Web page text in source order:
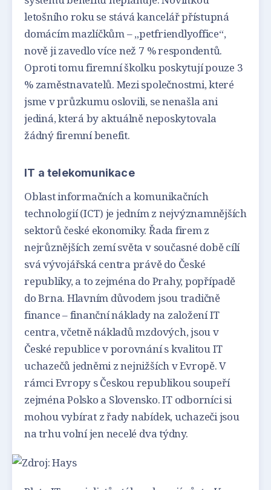
letošního roku se stává kancelář přístupná
domácím mazlíčkům – „petfriendlyoffice“,
nově ji zavedlo více než 7 % respondentů.
Oproti tomu firemní školku poskytují pouze 3
% zaměstnavatelů. Mezi společnostmi, které
jsme v průzkumu oslovili, se nenašla ani
jediná, která by aktuálně neposkytovala
žádný firemní benefit.
IT a telekomunikace
Oblast informačních a komunikačních
technologií (ICT) je jedním z nejvýznamnějších
sektorů české ekonomiky. Řada firem z
nejrůznějších zemí světa v současné době cílí
svá vývojářská centra právě do České
republiky, a to zejména do Prahy, popřípadě
do Brna. Hlavním důvodem jsou tradičně
finance – finanční náklady na založení IT
centra, včetně nákladů mzdových, jsou v
České republice v porovnání s kvalitou IT
uchazečů jedněmi z nejnižších v Evropě. V
rámci Evropy s Českou republikou soupeří
zejména Polsko a Slovensko. IT odborníci si
mohou vybírat z řady nabídek, uchazeči jsou
na trhu volní jen necelé dva týdny.